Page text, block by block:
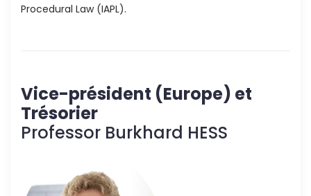
Procedural Law (IAPL).
Vice-président (Europe) et
Trésorier
Professor Burkhard HESS